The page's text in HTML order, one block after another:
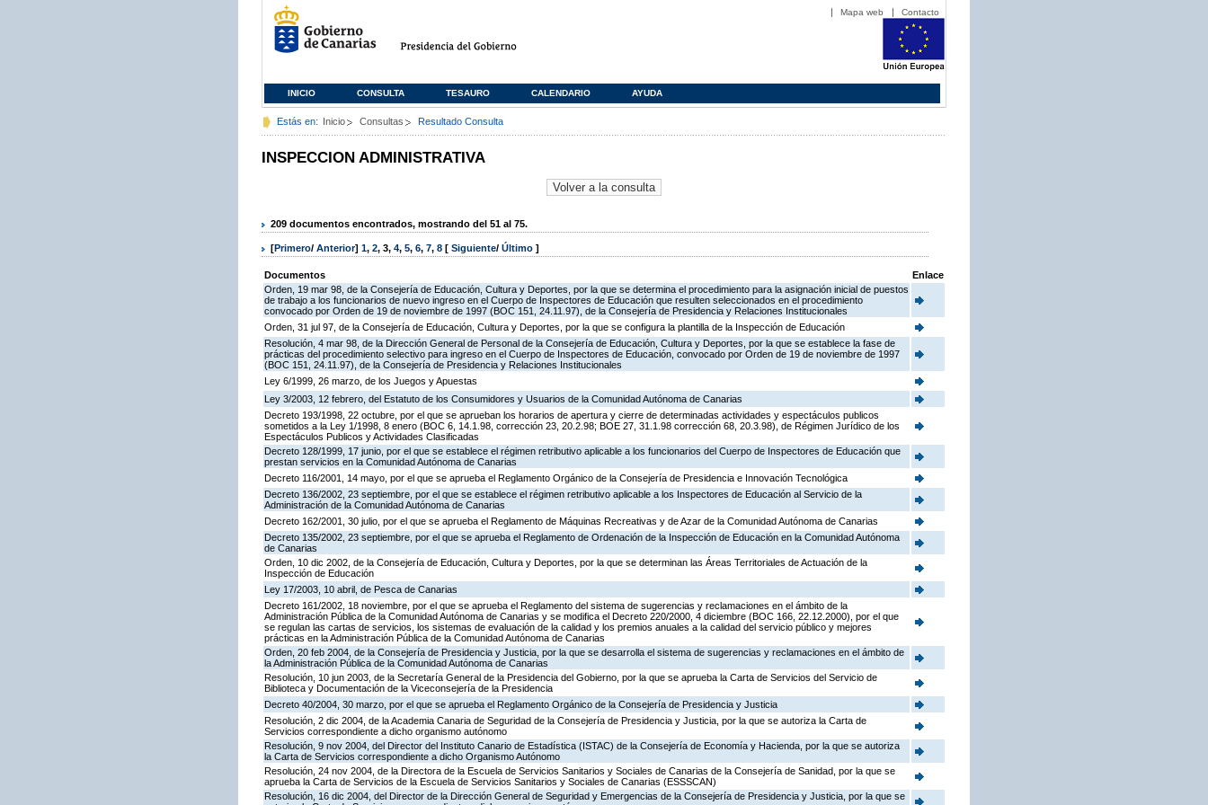
Mapa web Contacto
INICIO CONSULTA TESAURO CALENDARIO AYUDA
Estás en: Inicio Consultas Resultado Consulta
INSPECCION ADMINISTRATIVA
209 documentos encontrados, mostrando del 51 al 75.
[Primero/ Anterior] 1, 2, 3, 4, 5, 6, 7, 8 [ Siguiente/ Último ]
Documentos
Enlace
Orden, 19 mar 98, de la Consejería de Educación, Cultura y Deportes, por la que se determina el procedimiento para la asignación inicial de puestos
de trabajo a los funcionarios de nuevo ingreso en el Cuerpo de Inspectores de Educación que resulten seleccionados en el procedimiento
convocado por Orden de 19 de noviembre de 1997 (BOC 151, 24.11.97), de la Consejería de Presidencia y Relaciones Institucionales
Orden, 31 jul 97, de la Consejería de Educación, Cultura y Deportes, por la que se configura la plantilla de la Inspección de Educación
Resolución, 4 mar 98, de la Dirección General de Personal de la Consejería de Educación, Cultura y Deportes, por la que se establece la fase de
prácticas del procedimiento selectivo para ingreso en el Cuerpo de Inspectores de Educación, convocado por Orden de 19 de noviembre de 1997
(BOC 151, 24.11.97), de la Consejería de Presidencia y Relaciones Institucionales
Ley 6/1999, 26 marzo, de los Juegos y Apuestas
Ley 3/2003, 12 febrero, del Estatuto de los Consumidores y Usuarios de la Comunidad Autónoma de Canarias
Decreto 193/1998, 22 octubre, por el que se aprueban los horarios de apertura y cierre de determinadas actividades y espectáculos publicos
sometidos a la Ley 1/1998, 8 enero (BOC 6, 14.1.98, corrección 23, 20.2.98; BOE 27, 31.1.98 corrección 68, 20.3.98), de Régimen Jurídico de los
Espectáculos Publicos y Actividades Clasificadas
Decreto 128/1999, 17 junio, por el que se establece el régimen retributivo aplicable a los funcionarios del Cuerpo de Inspectores de Educación que
prestan servicios en la Comunidad Autónoma de Canarias
Decreto 116/2001, 14 mayo, por el que se aprueba el Reglamento Orgánico de la Consejería de Presidencia e Innovación Tecnológica
Decreto 136/2002, 23 septiembre, por el que se establece el régimen retributivo aplicable a los Inspectores de Educación al Servicio de la
Administración de la Comunidad Autónoma de Canarias
Decreto 162/2001, 30 julio, por el que se aprueba el Reglamento de Máquinas Recreativas y de Azar de la Comunidad Autónoma de Canarias
Decreto 135/2002, 23 septiembre, por el que se aprueba el Reglamento de Ordenación de la Inspección de Educación en la Comunidad Autónoma
de Canarias
Orden, 10 dic 2002, de la Consejería de Educación, Cultura y Deportes, por la que se determinan las Áreas Territoriales de Actuación de la
Inspección de Educación
Ley 17/2003, 10 abril, de Pesca de Canarias
Decreto 161/2002, 18 noviembre, por el que se aprueba el Reglamento del sistema de sugerencias y reclamaciones en el ámbito de la
Administración Pública de la Comunidad Autónoma de Canarias y se modifica el Decreto 220/2000, 4 diciembre (BOC 166, 22.12.2000), por el que
se regulan las cartas de servicios, los sistemas de evaluación de la calidad y los premios anuales a la calidad del servicio público y mejores
prácticas en la Administración Pública de la Comunidad Autónoma de Canarias
Orden, 20 feb 2004, de la Consejería de Presidencia y Justicia, por la que se desarrolla el sistema de sugerencias y reclamaciones en el ámbito de
la Administración Pública de la Comunidad Autónoma de Canarias
Resolución, 10 jun 2003, de la Secretaría General de la Presidencia del Gobierno, por la que se aprueba la Carta de Servicios del Servicio de
Biblioteca y Documentación de la Viceconsejería de la Presidencia
Decreto 40/2004, 30 marzo, por el que se aprueba el Reglamento Orgánico de la Consejería de Presidencia y Justicia
Resolución, 2 dic 2004, de la Academia Canaria de Seguridad de la Consejería de Presidencia y Justicia, por la que se autoriza la Carta de
Servicios correspondiente a dicho organismo autónomo
Resolución, 9 nov 2004, del Director del Instituto Canario de Estadística (ISTAC) de la Consejería de Economía y Hacienda, por la que se autoriza
la Carta de Servicios correspondiente a dicho Organismo Autónomo
Resolución, 24 nov 2004, de la Directora de la Escuela de Servicios Sanitarios y Sociales de Canarias de la Consejería de Sanidad, por la que se
aprueba la Carta de Servicios de la Escuela de Servicios Sanitarios y Sociales de Canarias (ESSSCAN)
Resolución, 16 dic 2004, del Director de la Dirección General de Seguridad y Emergencias de la Consejería de Presidencia y Justicia, por la que se